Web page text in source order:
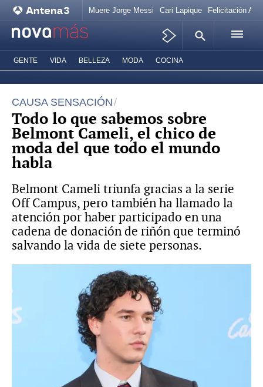
Muere Jorge Messi Cari Lapique Felicitación
GENTE VIDA BELLEZA MODA COCINA
CAUSA SENSACIÓN
Todo lo que sabemos sobre
Belmont Cameli, el chico de
moda del que todo el mundo
habla
Belmont Cameli triunfa gracias a la serie
Off Campus, pero también ha llamado la
atención por haber participado en una
cadena de donación de riñón que terminó
salvando la vida de siete personas.